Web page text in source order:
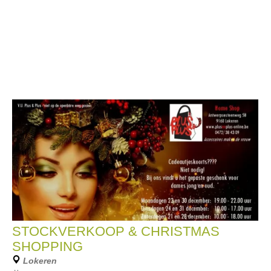
STOCKVERKOOP & CHRISTMAS
SHOPPING
Lokeren